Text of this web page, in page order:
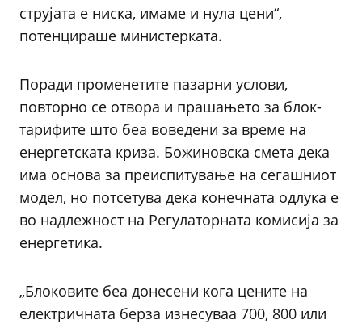
струјата е ниска, имаме и нула цени“,
потенцираше министерката.
Поради променетите пазарни услови,
повторно се отвора и прашањето за блок-
тарифите што беа воведени за време на
енергетската криза. Божиновска смета дека
има основа за преиспитување на сегашниот
модел, но потсетува дека конечната одлука е
во надлежност на Регулаторната комисија за
енергетика.
„Блоковите беа донесени кога цените на
електричната берза изнесуваа 700, 800 или